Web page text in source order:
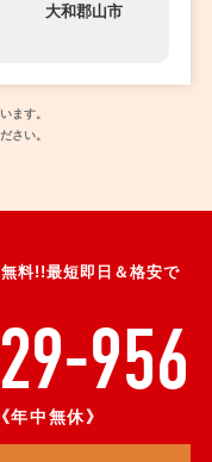
大和郡山市
ます。
さい。
料!!最短即日＆格安で
956
中無休》